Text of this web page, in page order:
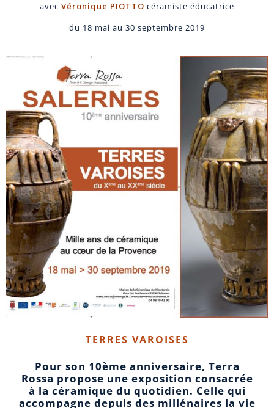
avec Véronique PIOTTO céramiste éducatrice
du 18 mai au 30 septembre 2019
TERRES VAROISES
Pour son 10ème anniversaire, Terra
Rossa propose une exposition consacrée
à la céramique du quotidien. Celle qui
accompagne depuis des millénaires la vie